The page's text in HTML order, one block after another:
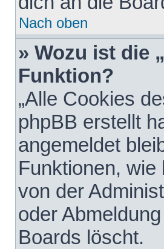
Nach oben
» Wozu ist die
Funktion?
„Alle Cookies
phpBB erstellt
angemeldet
Funktionen, wie
von der
oder
Boards löscht.